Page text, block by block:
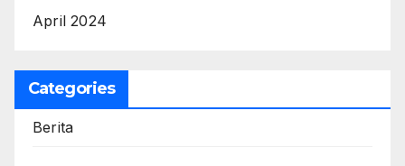
April 2024
Categories
Berita